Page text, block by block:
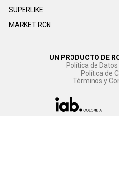
SUPERLIKE
MARKET RCN
UN PRODUCTO DE
Política de
Política de
Términos y